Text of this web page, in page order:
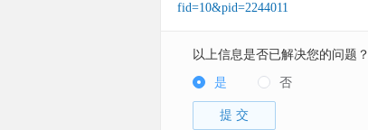
fid=10&pid=2244011
以上信息是否已解决您的问题？
是 否
提 交